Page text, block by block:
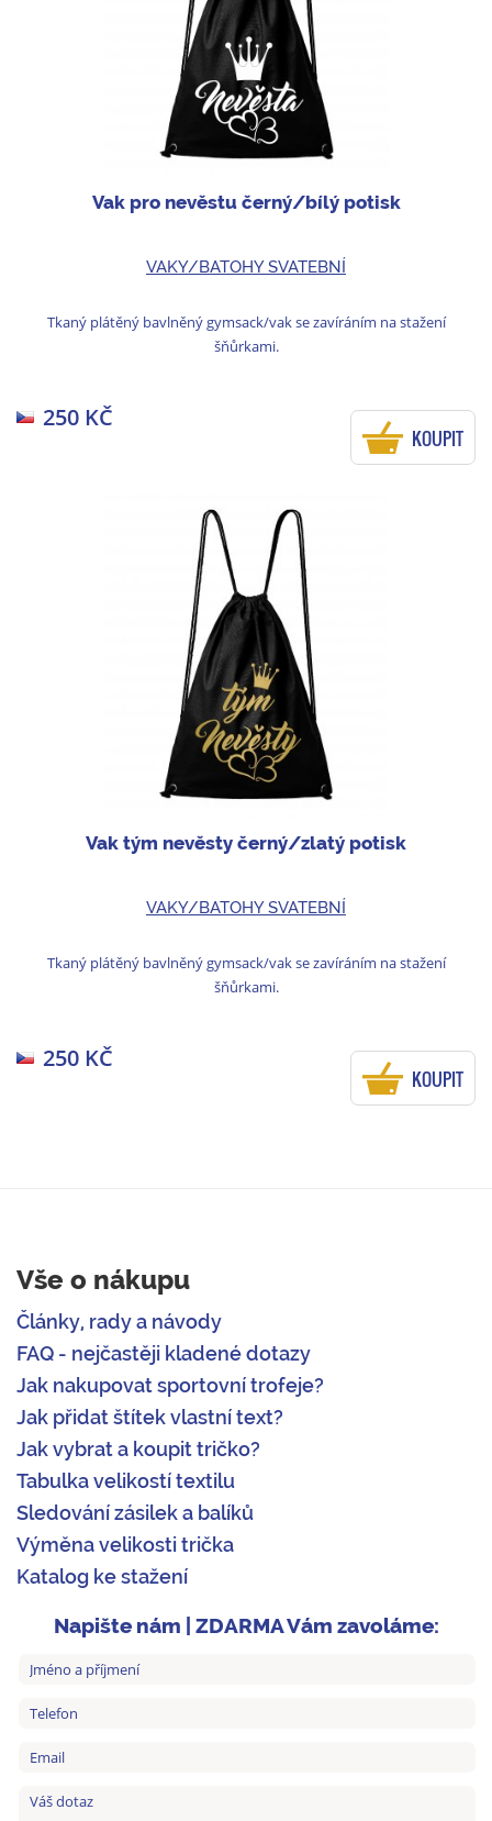
Vak pro nevěstu černý/bílý potisk
VAKY/BATOHY SVATEBNÍ
Tkaný plátěný bavlněný gymsack/vak se zavíráním na stažení
šňůrkami.
250 KČ
KOUPIT
Vak tým nevěsty černý/zlatý potisk
VAKY/BATOHY SVATEBNÍ
Tkaný plátěný bavlněný gymsack/vak se zavíráním na stažení
šňůrkami.
250 KČ
KOUPIT
Vše o nákupu
Články, rady a návody
FAQ - nejčastěji kladené dotazy
Jak nakupovat sportovní trofeje?
Jak přidat štítek vlastní text?
Jak vybrat a koupit tričko?
Tabulka velikostí textilu
Sledování zásilek a balíků
Výměna velikosti trička
Katalog ke stažení
Napište nám | ZDARMA Vám zavoláme: